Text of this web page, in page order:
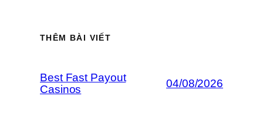
THÊM BÀI VIẾT
Best Fast Payout
Casinos
04/08/2026